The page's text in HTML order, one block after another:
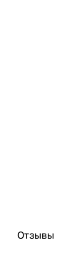
Отзывы